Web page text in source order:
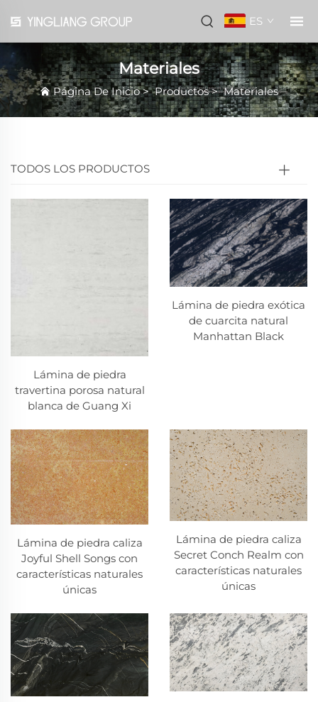
ES
Materiales
Página De Inicio>Productos>Materiales
TODOS LOS PRODUCTOS
Lámina de piedra
travertina porosa natural
blanca de Guang Xi
Lámina de piedra exótica
de cuarcita natural
Manhattan Black
Lámina de piedra caliza
Joyful Shell Songs con
características naturales
únicas
Lámina de piedra caliza
Secret Conch Realm con
características naturales
únicas